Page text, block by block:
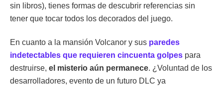
sin libros), tienes formas de descubrir referencias sin
tener que tocar todos los decorados del juego.
En cuanto a la mansión Volcanor y sus paredes
indetectables que requieren cincuenta golpes para
destruirse, el misterio aún permanece. ¿Voluntad de los
desarrolladores, evento de un futuro DLC ya